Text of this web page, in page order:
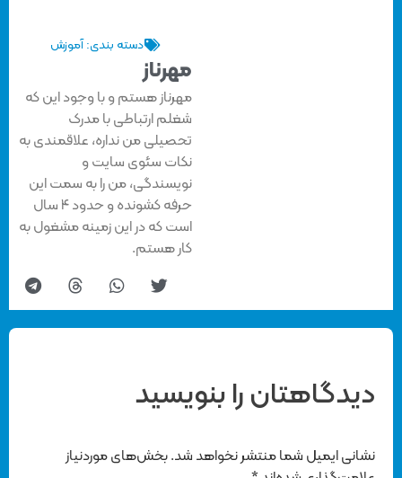
دسته بندی:آموزش
مهرناز
مهرناز هستم و با وجود این که
شغلم ارتباطی با مدرک
تحصیلی من نداره، علاقمندی به
نکات سئوی سایت و
نویسندگی، من را به سمت این
حرفه کشونده و حدود ۴ سال
است که در این زمینه مشغول به
کار هستم.
دیدگاهتان را بنویسید
نشانی ایمیل شما منتشر نخواهد شد. بخش‌های موردنیاز